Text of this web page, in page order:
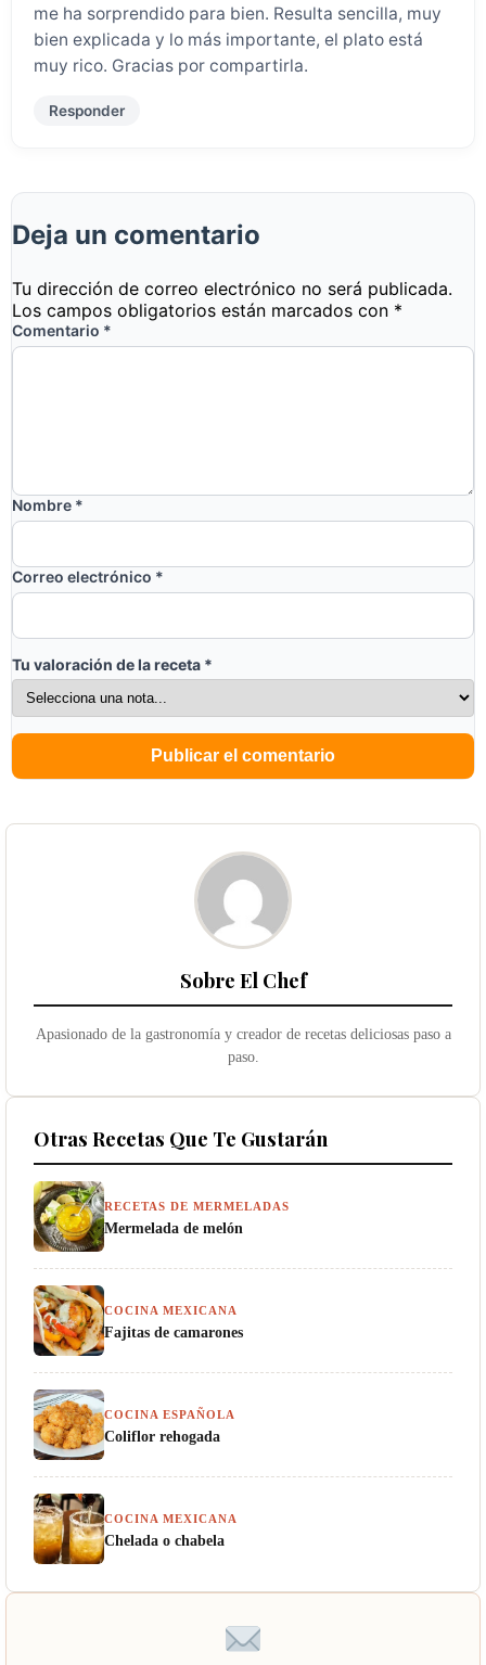
me ha sorprendido para bien. Resulta sencilla, muy
bien explicada y lo más importante, el plato está
muy rico. Gracias por compartirla.
Responder
Deja un comentario
Tu dirección de correo electrónico no será publicada.
Los campos obligatorios están marcados con *
Comentario *
Nombre *
Correo electrónico *
Tu valoración de la receta *
Sobre El Chef
Apasionado de la gastronomía y creador de recetas deliciosas paso a
paso.
Otras Recetas Que Te Gustarán
RECETAS DE MERMELADAS
Mermelada de melón
COCINA MEXICANA
Fajitas de camarones
COCINA ESPAÑOLA
Coliflor rehogada
COCINA MEXICANA
Chelada o chabela